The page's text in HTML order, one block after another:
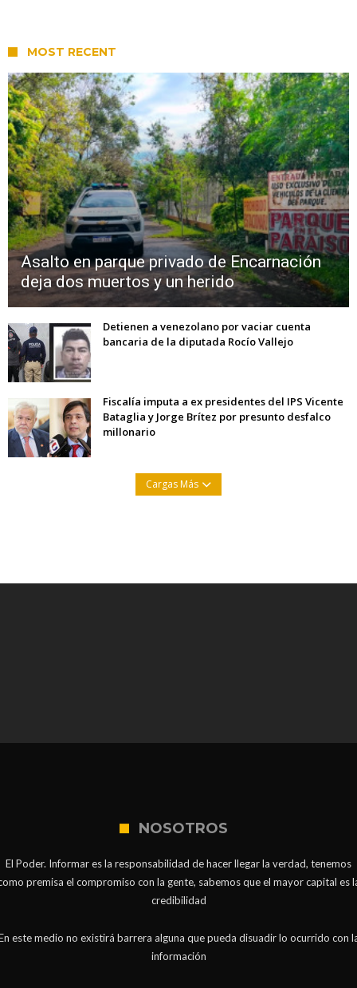
MOST RECENT
Asalto en parque privado de Encarnación
deja dos muertos y un herido
Detienen a venezolano por vaciar cuenta
bancaria de la diputada Rocío Vallejo
Fiscalía imputa a ex presidentes del IPS Vicente
Bataglia y Jorge Brítez por presunto desfalco
millonario
Cargas Más
NOSOTROS
El Poder. Informar es la responsabilidad de hacer llegar la verdad, tenemos
premisa el compromiso con la gente, sabemos que el mayor capital es
credibilidad
este medio no existirá barrera alguna que pueda disuadir lo ocurrido con
información